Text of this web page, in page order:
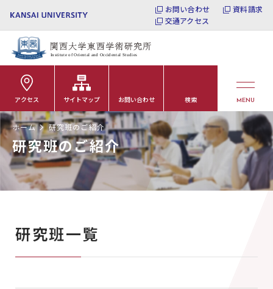
お問い合わせ
資料請求
交通アクセス
MENU
検索
お問い合わせ
サイトマップ
アクセス
ホーム 研究班のご紹介
研究班のご紹介
研究班一覧